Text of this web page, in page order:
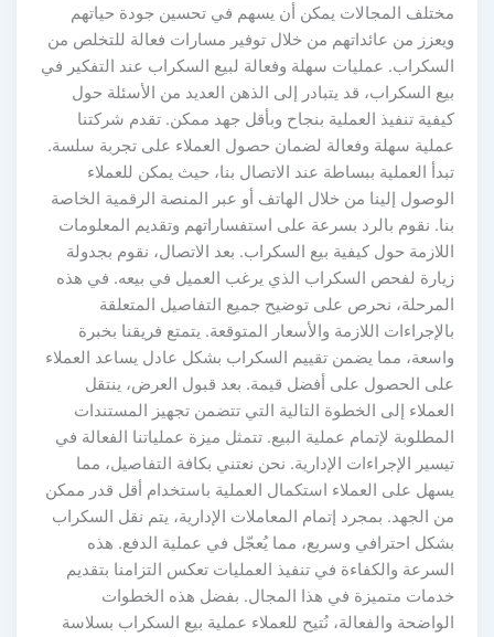
مختلف المجالات يمكن أن يسهم في تحسين جودة حياتهم
ويعزز من عائداتهم من خلال توفير مسارات فعالة للتخلص من
السكراب. عمليات سهلة وفعالة لبيع السكراب عند التفكير في
بيع السكراب، قد يتبادر إلى الذهن العديد من الأسئلة حول
كيفية تنفيذ العملية بنجاح وبأقل جهد ممكن. تقدم شركتنا
عملية سهلة وفعالة لضمان حصول العملاء على تجربة سلسة.
تبدأ العملية ببساطة عند الاتصال بنا، حيث يمكن للعملاء
الوصول إلينا من خلال الهاتف أو عبر المنصة الرقمية الخاصة
بنا. نقوم بالرد بسرعة على استفساراتهم وتقديم المعلومات
اللازمة حول كيفية بيع السكراب. بعد الاتصال، نقوم بجدولة
زيارة لفحص السكراب الذي يرغب العميل في بيعه. في هذه
المرحلة، نحرص على توضيح جميع التفاصيل المتعلقة
بالإجراءات اللازمة والأسعار المتوقعة. يتمتع فريقنا بخبرة
واسعة، مما يضمن تقييم السكراب بشكل عادل يساعد العملاء
على الحصول على أفضل قيمة. بعد قبول العرض، ينتقل
العملاء إلى الخطوة التالية التي تتضمن تجهيز المستندات
المطلوبة لإتمام عملية البيع. تتمثل ميزة عملياتنا الفعالة في
تيسير الإجراءات الإدارية. نحن نعتني بكافة التفاصيل، مما
يسهل على العملاء استكمال العملية باستخدام أقل قدر ممكن
من الجهد. بمجرد إتمام المعاملات الإدارية، يتم نقل السكراب
بشكل احترافي وسريع، مما يُعجّل في عملية الدفع. هذه
السرعة والكفاءة في تنفيذ العمليات تعكس التزامنا بتقديم
خدمات متميزة في هذا المجال. بفضل هذه الخطوات
الواضحة والفعالة، نُتيح للعملاء عملية بيع السكراب بسلاسة